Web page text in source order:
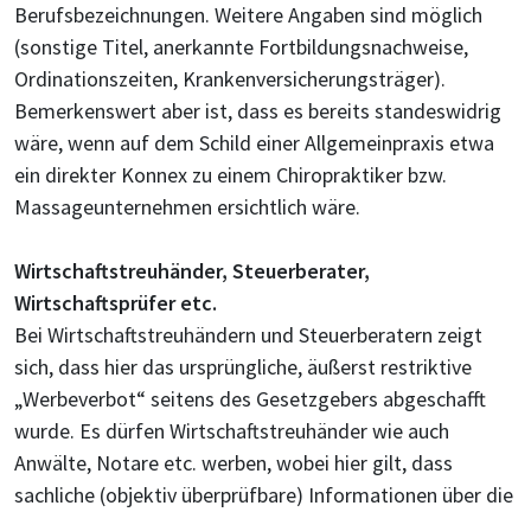
Berufsbezeichnungen. Weitere Angaben sind möglich
(sonstige Titel, anerkannte Fortbildungsnachweise,
Ordinationszeiten, Krankenversicherungsträger).
Bemerkenswert aber ist, dass es bereits standeswidrig
wäre, wenn auf dem Schild einer Allgemeinpraxis etwa
ein direkter Konnex zu einem Chiropraktiker bzw.
Massageunternehmen ersichtlich wäre.
Wirtschaftstreuhänder, Steuerberater,
Wirtschaftsprüfer etc.
Bei Wirtschaftstreuhändern und Steuerberatern zeigt
sich, dass hier das ursprüngliche, äußerst restriktive
„Werbeverbot“ seitens des Gesetzgebers abgeschafft
wurde. Es dürfen Wirtschaftstreuhänder wie auch
Anwälte, Notare etc. werben, wobei hier gilt, dass
sachliche (objektiv überprüfbare) Informationen über die